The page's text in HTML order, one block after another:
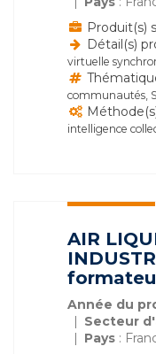
Produit(s)
Détail(s)
virtuelle
communautés,
intelligence
AIR
Année du
Secteur
Pays :